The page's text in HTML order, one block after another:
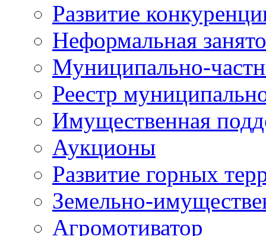
Развитие
Неформальная
Муниципально-
Реестр
Имущественная
Аукционы
Развитие горных
Земельно-
Агромотиватор